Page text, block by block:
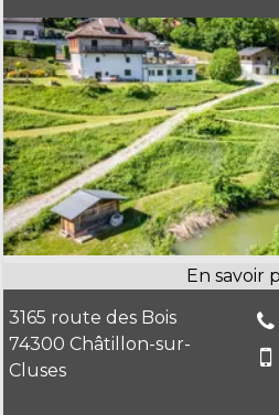
3165 route des Bois
74300 Châtillon-sur-
Cluses